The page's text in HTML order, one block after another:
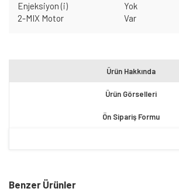
Enjeksiyon (i)
Yok
2-MIX Motor
Var
Ürün Hakkında
Ürün Görselleri
Ön Sipariş Formu
Benzer Ürünler